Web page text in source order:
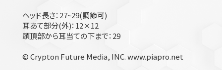
ヘッド長さ：27~29(調節可)
耳あて部分(外)：12×12
頭頂部から耳当ての下まで：29
© Crypton Future Media, INC. www.piapro.net